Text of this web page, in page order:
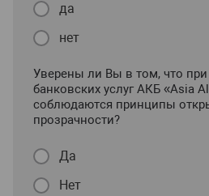
да
нет
Уверены ли Вы в том, что
банковских услуг АКБ «Asia
соблюдаются принципы
прозрачности?
Да
Нет